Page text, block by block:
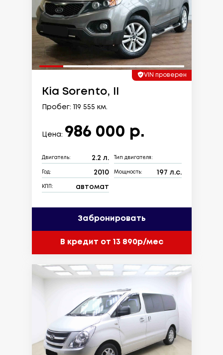
VIN проверен
Kia Sorento, II
Пробег: 119 555 км.
Цена: 986 000 р.
Двигатель: 2.2 л. Тип двигателя:
Год: 2010 Мощность: 197 л.с.
КПП: автомат
Забронировать
В кредит от 13 890р/мес